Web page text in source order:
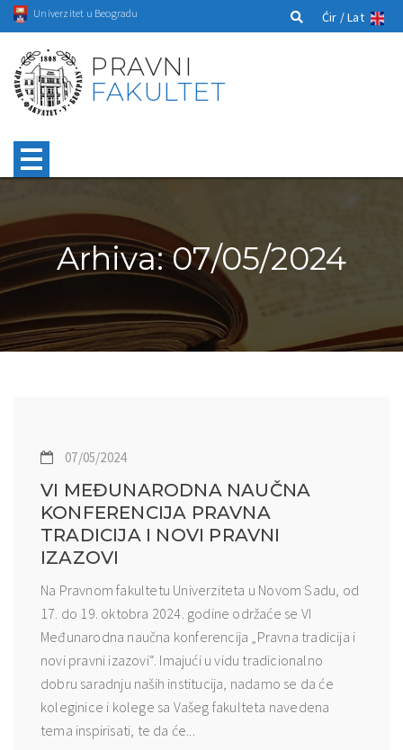
Univerzitet u Beogradu Ćir /Lat
PRAVNI
FAKULTET
Arhiva: 07/05/2024
07/05/2024
VI MEĐUNARODNA NAUČNA
KONFERENCIJA PRAVNA
TRADICIJA I NOVI PRAVNI
IZAZOVI
Na Pravnom fakultetu Univerziteta u Novom Sadu, od
17. do 19. oktobra 2024. godine održaće se VI
Međunarodna naučna konferencija „Pravna tradicija i
novi pravni izazovi“. Imajući u vidu tradicionalno
dobru saradnju naših institucija, nadamo se da će
koleginice i kolege sa Vašeg fakulteta navedena
tema inspirisati, te da će...